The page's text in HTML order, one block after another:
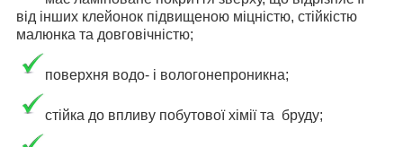
від інших клейонок підвищеною міцністю, стійкістю
малюнка та довговічністю;
поверхня водо- і вологонепроникна;
стійка до впливу побутової хімії та бруду;